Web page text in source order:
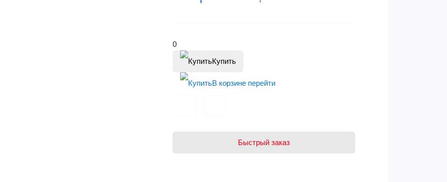
0
Купить
В корзине перейти
Быстрый заказ